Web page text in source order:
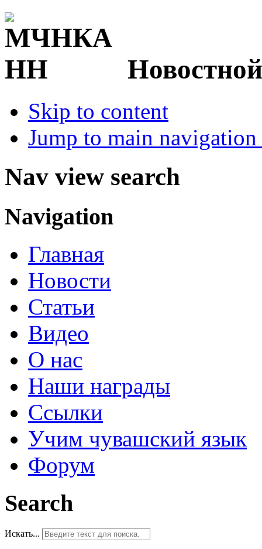
Skip to content
Jump to main
Nav view search
Navigation
Главная
Новости
Статьи
Видео
О нас
Наши награды
Ссылки
Учим чувашский язык
Форум
Search
Искать...